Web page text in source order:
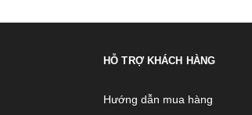
HỖ TRỢ KHÁCH HÀNG
Hướng dẫn mua hàng